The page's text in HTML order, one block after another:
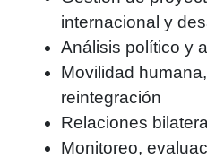
internacional y
Análisis político y
Movilidad
reintegración
Relaciones
Monitoreo,